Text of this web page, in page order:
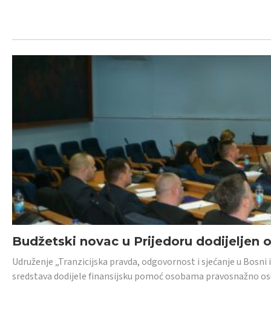
Budžetski novac u Prijedoru dodijeljen
Udruženje „Tranzicijska pravda, odgovornost i sjećanje u
sredstava dodijele finansijsku pomoć osobama pravosnažno